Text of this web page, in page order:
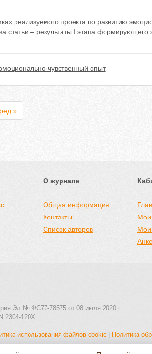
реализуемого проекта по развитию
статьи – результаты I этапа формирующего
чувственный опыт
»
О журнале
Общая информация
Контакты
Список авторов
Мои
Мои
Эл № ФС77-78575 от 08 июля 2020 г
2304-120X
использования файлов cookie
Политика